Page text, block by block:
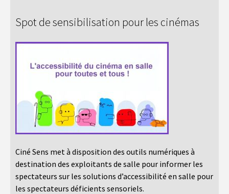
Spot de sensibilisation pour les cinémas
Ciné Sens met à disposition des outils numériques à
destination des exploitants de salle pour informer les
spectateurs sur les solutions d’accessibilité en salle pour
les spectateurs déficients sensoriels.